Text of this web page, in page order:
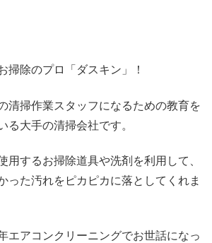
掃除のプロ「ダスキン」！
清掃作業スタッフになるための教育を
る大手の清掃会社です。
用するお掃除道具や洗剤を利用して、
った汚れをピカピカに落としてくれま
エアコンクリーニングでお世話になっ